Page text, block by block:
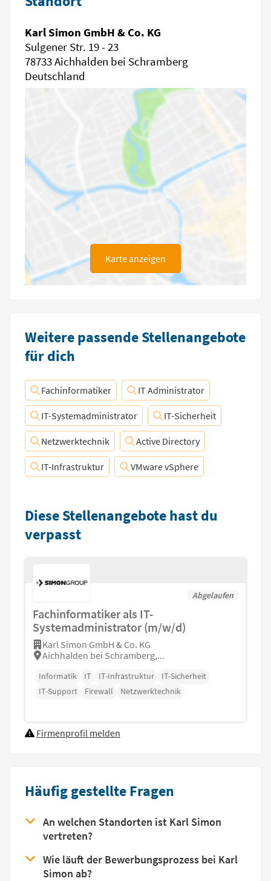
Karl Simon GmbH & Co. KG
Sulgener Str. 19 - 23
78733 Aichhalden bei Schramberg
Deutschland
Karte anzeigen
Weitere passende Stellenangebote
für dich
Fachinformatiker IT Administrator
IT-Systemadministrator IT-Sicherheit
Netzwerktechnik Active Directory
IT-Infrastruktur VMware vSphere
Diese Stellenangebote hast du
verpasst
Abgelaufen
Fachinformatiker als IT-
Systemadministrator (m/w/d)
Karl Simon GmbH & Co. KG
Aichhalden bei Schramberg,...
Informatik IT IT-Infrastruktur
IT-Sicherheit
IT-Support
Firewall Netzwerktechnik
Firmenprofil melden
Häufig gestellte Fragen
An welchen Standorten ist Karl Simon
vertreten?
Wie läuft der Bewerbungsprozess bei Karl
Simon ab?